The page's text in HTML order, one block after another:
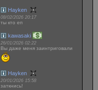
Hayken
08/02/2026 20:17
ты кто еп
kawasaki
26/01/2026 02:22
Вы даже меня заинтриговали
Hayken
20/01/2026 15:58
заткнись!